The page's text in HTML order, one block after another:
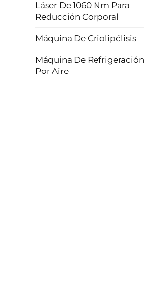
Láser De 1060 Nm Para
Reducción Corporal
Máquina De Criolipólisis
Máquina De Refrigeración
Por Aire